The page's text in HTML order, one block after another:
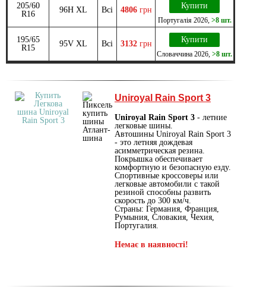
205/60
R16
96H XL Всі 4806 грн Купити
Португалія2026, >8 шт.
195/65
R15
95V XL Всі 3132 грн Купити
Словаччина 2026 >8 шт.
Uniroyal Rain Sport 3
Uniroyal Rain Sport 3 - летние
легковые шины.
Автошины Uniroyal Rain Sport 3
- это летняя дождевая
асимметрическая резина.
Покрышка обеспечивает
комфортную и безопасную езду.
Спортивные кроссоверы или
легковые автомобили с такой
резиной способны развить
скорость до 300 км/ч.
Страны: Германия, Франция,
Румыния, Словакия, Чехия,
Португалия.
Немає в наявності!